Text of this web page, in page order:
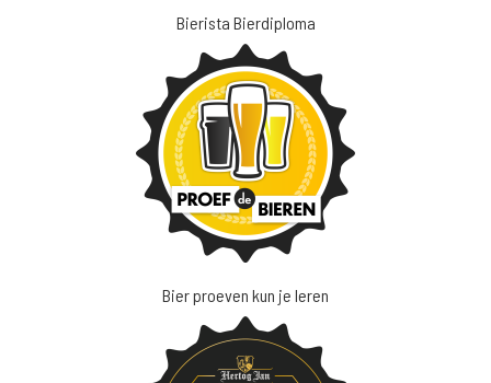
Bierista Bierdiploma
Bier proeven kun je leren